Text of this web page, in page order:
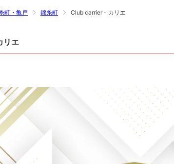
町・亀戸 錦糸町 Club carrier - カリエ
リエ